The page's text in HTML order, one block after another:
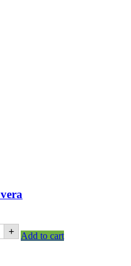
+
Add to cart